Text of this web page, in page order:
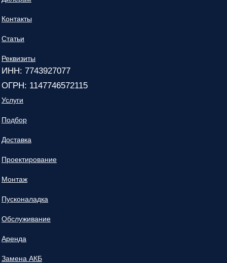
Контакты
Статьи
Реквизиты
ИНН: 7743927077
ОГРН: 1147746572115
Услуги
Подбор
Доставка
Проектирование
Монтаж
Пусконаладка
Обслуживание
Аренда
Замена АКБ